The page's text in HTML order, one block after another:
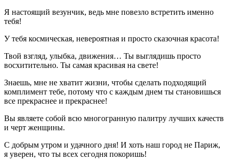
Я настоящий везунчик, ведь мне повезло встретить именно
тебя!
У тебя космическая, невероятная и просто сказочная красота!
Твой взгляд, улыбка, движения… Ты выглядишь просто
восхитительно. Ты самая красивая на свете!
Знаешь, мне не хватит жизни, чтобы сделать подходящий
комплимент тебе, потому что с каждым днем ты становишься
все прекраснее и прекраснее!
Вы являете собой всю многогранную палитру лучших качеств
и черт женщины.
С добрым утром и удачного дня! И хоть наш город не Париж,
я уверен, что ты всех сегодня покоришь!